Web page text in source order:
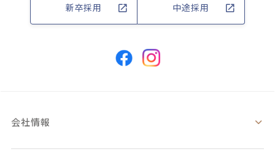
新卒採用 中途採用
会社情報